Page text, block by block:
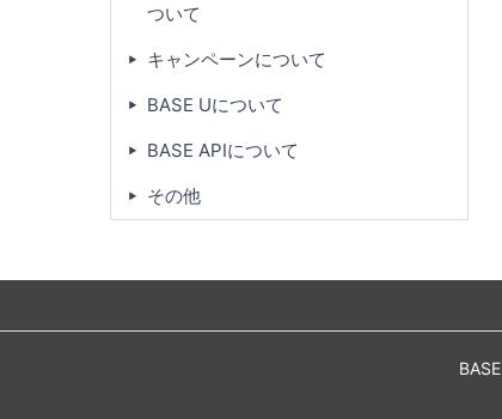
ついて
キャンペーンについて
BASE Uについて
BASE APIについて
その他
BASE